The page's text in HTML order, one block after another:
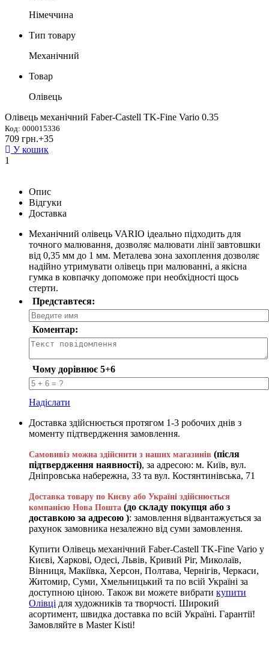
Німеччина
Тип товару
Механічний
Товар
Олівець
Олівець механічний Faber-Castell TK-Fine Vario 0.35
Код: 000015336
709 грн.+35
У кошик
1
Опис
Відгуки
Доставка
Механічний олівець VARIO ідеально підходить для
точного малювання, дозволяє малювати лінії завтовшки
від 0,35 мм до 1 мм. Металева зона захоплення дозволяє
надійно утримувати олівець при малюванні, а якісна
гумка в ковпачку допоможе при необхідності щось
стерти.
Представтеся:
Коментар:
Чому дорівнює 5+6
Надіслати
Доставка здійснюється протягом 1-3 робочих днів з
моменту підтвердження замовлення.
Самовивіз можна здійснити з наших магазинів (після
підтвердження наявності), за адресою: м. Київ, вул.
Дніпровська набережна, 33 та вул. Костянтинівська, 71
Доставка товару по Києву або Україні здійснюється
компанією Нова Пошта (до складу покупця або з
доставкою за адресою ): замовлення відвантажується за
рахунок замовника незалежно від суми замовлення.
Купити Олівець механічний Faber-Castell TK-Fine Vario у
Києві, Харкові, Одесі, Львів, Кривий Ріг, Миколаїв,
Вінниця, Макіївка, Херсон, Полтава, Чернігів, Черкаси,
Житомир, Суми, Хмельницький та по всій Україні за
доступною ціною. Також ви можете вибрати купити
Олівці для художників та творчості. Широкий
асортимент, швидка доставка по всій Україні. Гарантії!
Замовляйте в Master Kisti!